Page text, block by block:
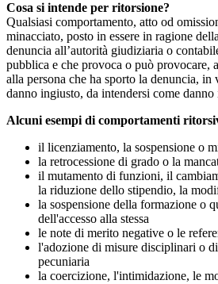
Cosa si intende per ritorsione?
Qualsiasi comportamento, atto od
minacciato, posto in essere in ragione
denuncia all’autorità giudiziaria o
pubblica e che provoca o può provocare,
alla persona che ha sporto la denuncia,
danno ingiusto, da intendersi come
Alcuni esempi di comportamenti
il licenziamento, la sospensione o
la retrocessione di grado o la
il mutamento di funzioni, il
la riduzione dello stipendio, la
la sospensione della formazione o
dell'accesso alla stessa
le note di merito negative o le
l'adozione di misure disciplinari o
pecuniaria
la coercizione, l'intimidazione, le